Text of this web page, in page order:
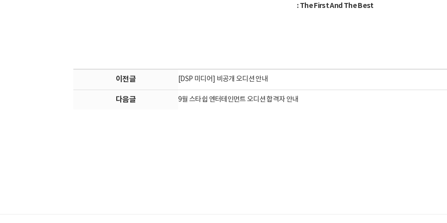
: The First And The Best
이전글 [DSP 미디어] 비공개 오디션 안내
다음글 9월 스타쉽 엔터테인먼트 오디션 합격자 안내